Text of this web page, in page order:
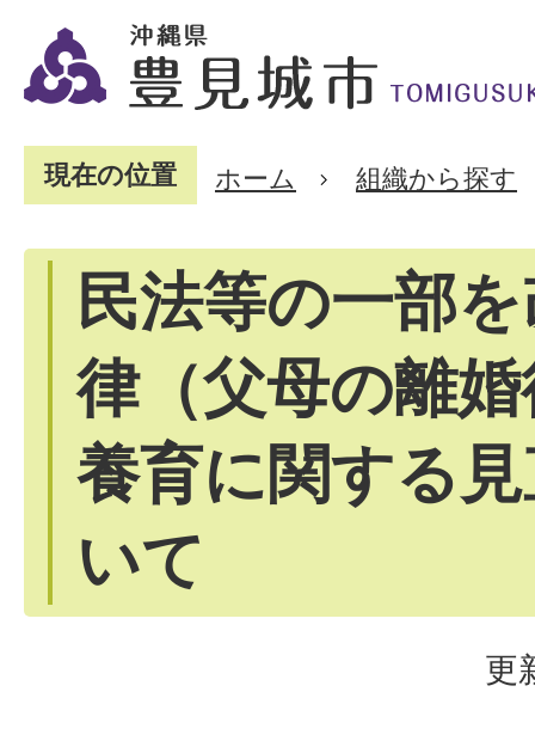
現在の位置 ホーム 組織から探す
民法等の一部
律（父母の離
養育に関する
いて
更